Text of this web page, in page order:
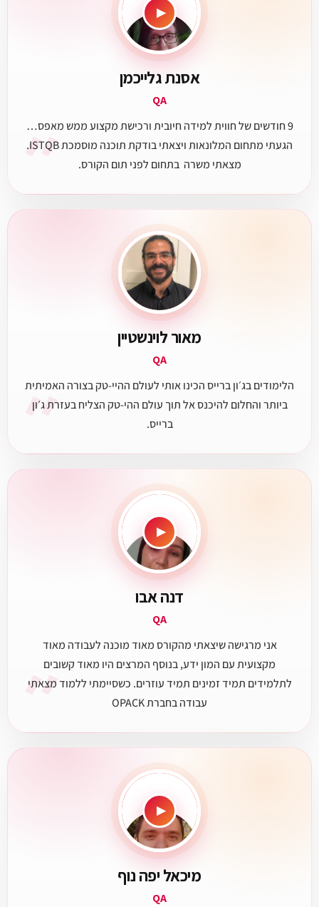
״
▶
אסנת גלייכמן
QA
9 חודשים של חווית למידה חיובית ורכישת מקצוע ממש מאפס…
הגעתי מתחום המלונאות ויצאתי בודקת תוכנה מוסמכת ISTQB.
מצאתי משרה בתחום לפני תום הקורס.
״
מאור לוינשטיין
QA
הלימודים בג׳ון ברייס הכינו אותי לעולם ההיי-טק בצורה האמיתית
ביותר והחלום להיכנס אל תוך עולם ההי-טק הצליח בעזרת ג׳ון
ברייס.
״
▶
דנה אבו
QA
אני מרגישה שיצאתי מהקורס מאוד מוכנה לעבודה מאוד
מקצועית עם המון ידע, בנוסף המרצים היו מאוד קשובים
לתלמידים תמיד זמינים תמיד עוזרים. כשסיימתי ללמוד מצאתי
עבודה בחברת OPACK
▶
מיכאל יפה נוף
QA